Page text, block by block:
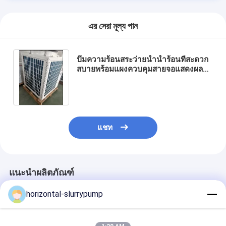
এর সেরা মূল্য পান
ปั๊มความร้อนสระว่ายน้ำน้ำร้อนที่สะดวก
สบายพร้อมแผงควบคุมสายจอแสดงผล
แชท
แนะนำผลิตภัณฑ์
horizontal-slurrypump